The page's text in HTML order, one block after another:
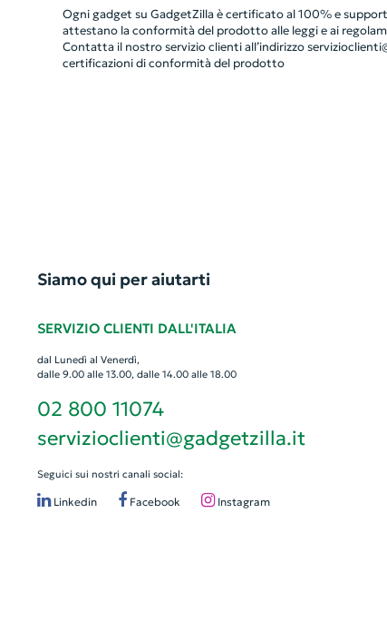
Ogni gadget su GadgetZilla è certificato al 100% e
attestano la conformità del prodotto alle leggi e ai
Contatta il nostro servizio clienti all’indirizzo
certificazioni di conformità del prodotto
Siamo qui per aiutarti
SERVIZIO CLIENTI DALL'ITALIA
dal Lunedì al Venerdì,
dalle 9.00 alle 13.00, dalle 14.00 alle 18.00
02 800 11074
servizioclienti@gadgetzilla.it
Seguici sui nostri canali social:
Linkedin Facebook Instagram